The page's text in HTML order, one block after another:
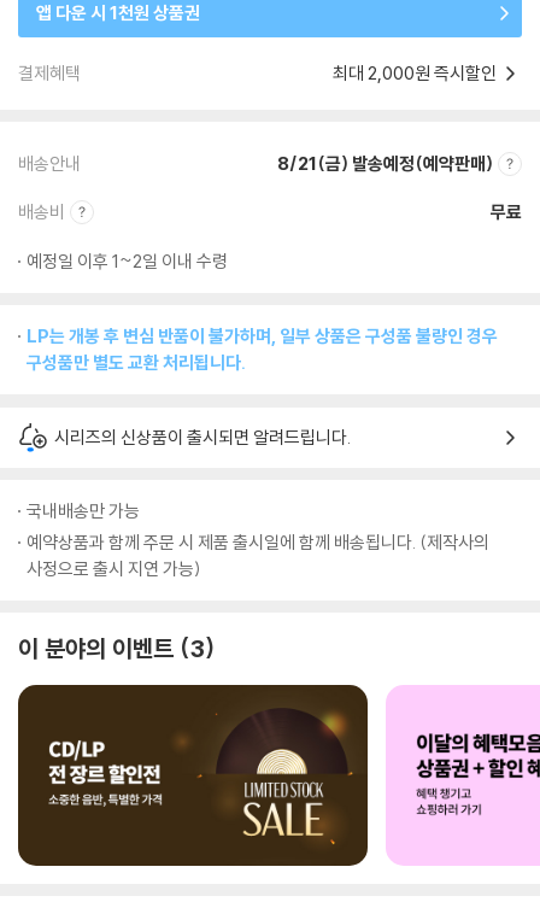
앱 다운 시 1천원 상품권
결제혜택 최대 2,000원 즉시할인
배송안내 8/21(금) 발송예정(예약판매)
배송비 무료
예정일 이후 1~2일 이내 수령
LP는 개봉 후 변심 반품이 불가하며, 일부 상품은 구성품 불량인 경우
구성품만 별도 교환 처리됩니다.
시리즈의 신상품이 출시되면 알려드립니다.
국내배송만 가능
예약상품과 함께 주문 시 제품 출시일에 함께 배송됩니다. (제작사의
사정으로 출시 지연 가능)
이 분야의 이벤트 3